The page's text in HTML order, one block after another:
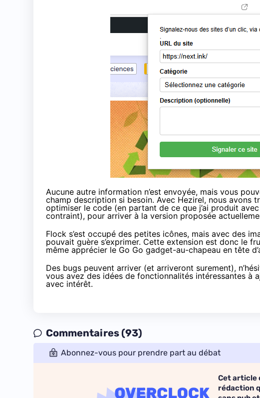
Aucune autre information n’est envoyée, mais vous
champ description si besoin. Avec Hezirel, nous avons
optimiser le code (en partant de ce que j’ai produit
contraint), pour arriver à la version proposée
Flock s’est occupé des petites icônes, mais avec des
pouvait guère s’exprimer. Cette extension est donc le
même apprécier le Go Go gadget-au-chapeau en tête
Des bugs peuvent arriver (et arriveront surement),
vous avez des idées de fonctionnalités intéressantes à
avec intérêt.
Commentaires (93)
Abonnez-vous pour prendre part au débat
Cet article
rédaction